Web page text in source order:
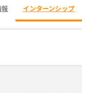
インターンシップ